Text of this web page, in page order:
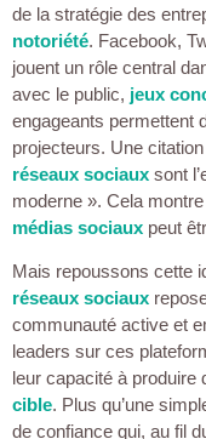
de la stratégie des
notoriété. Facebook,
jouent un rôle central
avec le public, jeux
engageants permettent
projecteurs. Une
réseaux sociaux sont
moderne ». Cela
médias sociaux peut
Mais repoussons cette
réseaux sociaux
communauté active et
leaders sur ces
leur capacité à produire
cible. Plus qu’une
de confiance qui, au fil